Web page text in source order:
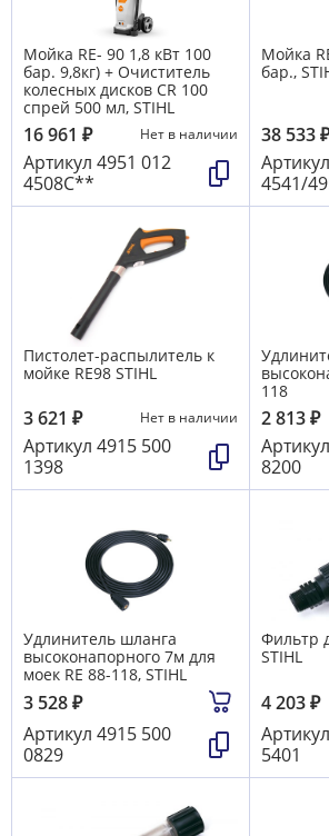
Мойка RE- 90 1,8 кВт 100
бар. 9,8кг) + Очиститель
колесных дисков CR 100
спрей 500 мл, STIHL
16 961 ₽ Нет в наличии
Артикул 4951 012
4508С**
Мойка
бар.,
38 533₽
Артикул
4541/
Пистолет-распылитель к
мойке RE98 STIHL
3 621 ₽ Нет в наличии
Артикул 4915 500
1398
118
2 813₽
Артикул
8200
Удлинитель шланга
высоконапорного 7м для
моек RE 88-118, STIHL
3 528₽
Артикул 4915 500
0829
Фильтр
STIHL
4 203₽
Артикул
5401